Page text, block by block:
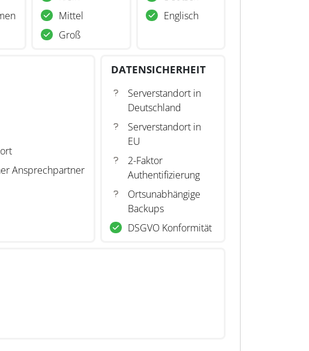
Mittel
Groß
Englisch
Ansprechpartner
DATENSICHERHEIT
Serverstandort in
Deutschland
Serverstandort in
EU
2-Faktor
Authentifizierung
Ortsunabhängige
Backups
DSGVO Konformität